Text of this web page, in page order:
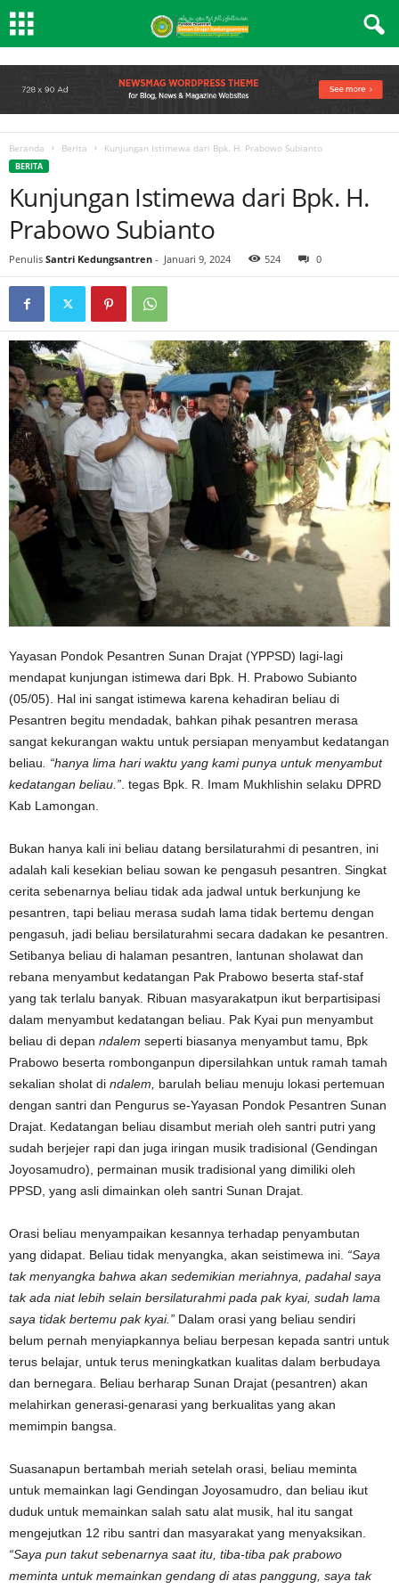
Beranda Berita Kunjungan Istimewa dari Bpk. H. Prabowo Subianto
BERITA
Kunjungan Istimewa dari Bpk. H.
Prabowo Subianto
Penulis Santri Kedungsantren - Januari 9, 2024 524 0
Yayasan Pondok Pesantren Sunan Drajat (YPPSD) lagi-lagi
mendapat kunjungan istimewa dari Bpk. H. Prabowo Subianto
(05/05). Hal ini sangat istimewa karena kehadiran beliau di
Pesantren begitu mendadak, bahkan pihak pesantren merasa
sangat kekurangan waktu untuk persiapan menyambut kedatangan
beliau . “hanya lima hari waktu yang kami punya untuk menyambut
kedatangan beliau.” . tegas Bpk. R. Imam Mukhlishin selaku DPRD
Kab Lamongan.
Bukan hanya kali ini beliau datang bersilaturahmi di pesantren, ini
adalah kali kesekian beliau sowan ke pengasuh pesantren. Singkat
cerita sebenarnya beliau tidak ada jadwal untuk berkunjung ke
pesantren, tapi beliau merasa sudah lama tidak bertemu dengan
pengasuh, jadi beliau bersilaturahmi secara dadakan ke pesantren.
Setibanya beliau di halaman pesantren, lantunan sholawat dan
rebana menyambut kedatangan Pak Prabowo beserta staf-staf
yang tak terlalu banyak. Ribuan masyarakatpun ikut berpartisipasi
dalam menyambut kedatangan beliau. Pak Kyai pun menyambut
beliau di depan ndalem seperti biasanya menyambut tamu, Bpk
Prabowo beserta rombonganpun dipersilahkan untuk ramah tamah
sekalian sholat di ndalem, barulah beliau menuju lokasi pertemuan
dengan santri dan Pengurus se-Yayasan Pondok Pesantren Sunan
Drajat. Kedatangan beliau disambut meriah oleh santri putri yang
sudah berjejer rapi dan juga iringan musik tradisional (Gendingan
Joyosamudro), permainan musik tradisional yang dimiliki oleh
PPSD, yang asli dimainkan oleh santri Sunan Drajat.
Orasi beliau menyampaikan kesannya terhadap penyambutan
yang didapat. Beliau tidak menyangka, akan seistimewa ini. “Saya
tak menyangka bahwa akan sedemikian meriahnya, padahal saya
tak ada niat lebih selain bersilaturahmi pada pak kyai, sudah lama
saya tidak bertemu pak kyai.” Dalam orasi yang beliau sendiri
belum pernah menyiapkannya beliau berpesan kepada santri untuk
terus belajar, untuk terus meningkatkan kualitas dalam berbudaya
dan bernegara. Beliau berharap Sunan Drajat (pesantren) akan
melahirkan generasi-genarasi yang berkualitas yang akan
memimpin bangsa.
Suasanapun bertambah meriah setelah orasi, beliau meminta
untuk memainkan lagi Gendingan Joyosamudro, dan beliau ikut
duduk untuk memainkan salah satu alat musik, hal itu sangat
mengejutkan 12 ribu santri dan masyarakat yang menyaksikan.
“Saya pun takut sebenarnya saat itu, tiba-tiba pak prabowo
meminta untuk memainkan gendang di atas panggung, saya tak